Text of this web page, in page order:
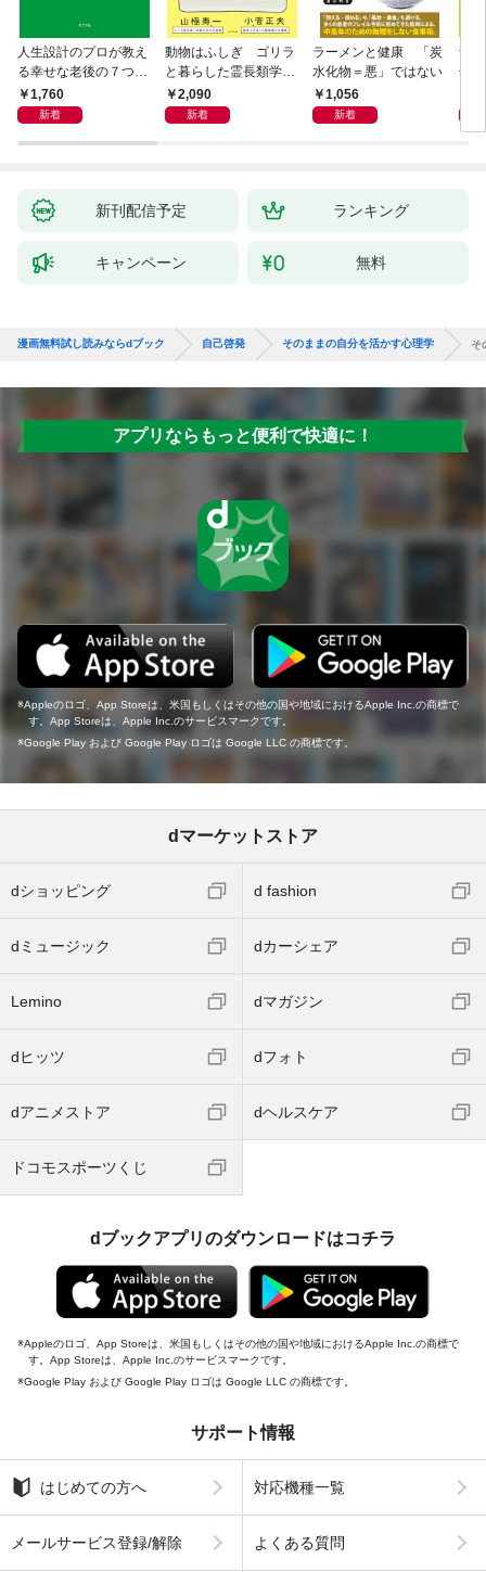
人生設計のプロが教え
る幸せな老後の７つの
条件1,760
新着
動物はふしぎ ゴリラ
と暮らした霊長類学者
と、アザラシと泳いだ
獣医が語り合う
2,090
新着
ラーメンと健康 「炭
水化物＝悪」ではない
1,056
新着
食
冊
ら
新刊配信予定 ランキング
キャンペーン 無料
漫画無料試し読みならdブック 自己啓発 そのままの自分を活かす心理学 そ
アプリならもっと便利で快適に！
Appleのロゴ、App Storeは、米国もしくはその他の国や地域におけるApple Inc.の商標で
す。App Storeは、Apple Inc.のサービスマークです。
Google Play および Google Play ロゴは Google LLC の商標です。
dマーケットストア
dショッピング d fashion
dミュージック dカーシェア
Lemino dマガジン
dヒッツ dフォト
dアニメストア dヘルスケア
ドコモスポーツくじ
dブックアプリのダウンロードはコチラ
Appleのロゴ、App Storeは、米国もしくはその他の国や地域におけるApple Inc.の商標で
す。App Storeは、Apple Inc.のサービスマークです。
Google Play および Google Play ロゴは Google LLC の商標です。
サポート情報
はじめての方へ 対応機種一覧
メールサービス登録/解除 よくある質問